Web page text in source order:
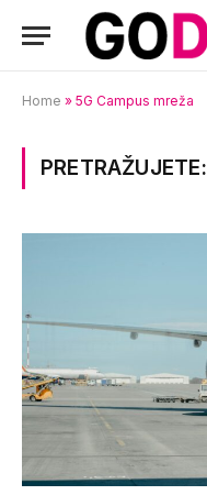
Home » 5G Campus mreža
PRETRAŽUJETE: